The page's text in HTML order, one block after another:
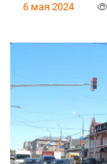
6 мая 2024